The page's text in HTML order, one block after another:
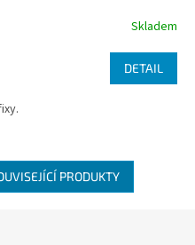
Skladem
DETAIL
PRODUKTY